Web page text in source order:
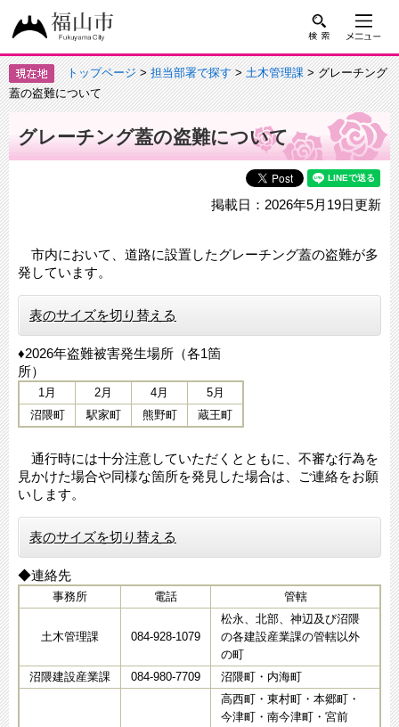
トップページ>担当部署で探す>土木管理課> グレーチング
蓋の盗難について
グレーチング蓋の盗難について
掲載日：2026年5月19日更新
市内において、道路に設置したグレーチング蓋の盗難が多
発しています。
表のサイズを切り替える
♦2026年盗難被害発生場所（各1箇
所）
1月 2月 4月
5月
沼隈町
駅家町 熊野町 蔵王町
通行時には十分注意していただくとともに、不審な行為を
見かけた場合や同様な箇所を発見した場合は、ご連絡をお願
いします。
表のサイズを切り替える
◆連絡先
事務所 電話 管轄
土木管理課 084-928-1079
松永、北部、神辺及び沼隈
の各建設産業課の管轄以外
の町
沼隈建設産業課
084-980-7709 沼隈町・内海町
高西町・東村町・本郷町・
今津町・南今津町・宮前